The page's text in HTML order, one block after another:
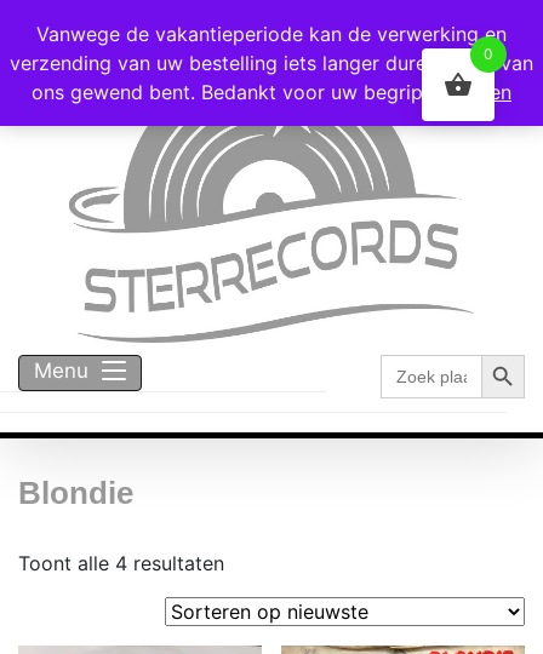
Voor 16:00 besteld = vandaag verzonden!
Menu
Zoek
naar:
Blondie
Toont alle 4 resultatenGesorteerd
op
nieuwste
Vanwege de vakantieperiode kan de verwerking en
verzending van uw bestelling iets langer duren dan u van
ons gewend bent. Bedankt voor uw begrip!
Negeren
0